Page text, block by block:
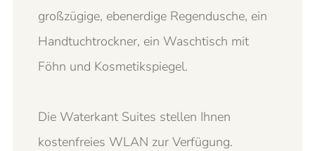
großzügige, ebenerdige Regendusche, ein
Handtuchtrockner, ein Waschtisch mit
Föhn und Kosmetikspiegel.
Die Waterkant Suites stellen Ihnen
kostenfreies WLAN zur Verfügung.